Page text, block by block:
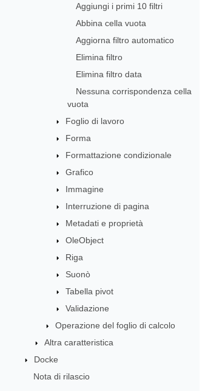
Aggiungi i primi 10 filtri
Abbina cella vuota
Aggiorna filtro automatico
Elimina filtro
Elimina filtro data
Nessuna corrispondenza cella
vuota
Foglio di lavoro
Forma
Formattazione condizionale
Grafico
Immagine
Interruzione di pagina
Metadati e proprietà
OleObject
Riga
Suonò
Tabella pivot
Validazione
Operazione del foglio di calcolo
Altra caratteristica
Docke
Nota di rilascio